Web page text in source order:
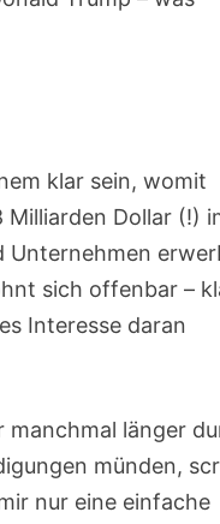
klar sein, womit
Dollar (!)
Unternehmen
sich offenbar –
Interesse daran
manchmal länger
münden,
nur eine einfache